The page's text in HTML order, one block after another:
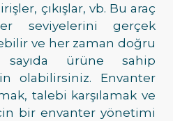
çıkışlar, vb. Bu araç
seviyelerini gerçek
ve her zaman doğru
ürüne sahip
olabilirsiniz. Envanter
talebi karşılamak ve
bir envanter yönetimi